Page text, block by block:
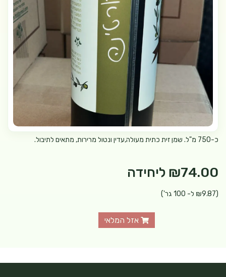
כ-750 מ"ל. שמן זית כתית מעולה,עדין ונטול מרירות, מתאים לתיבול.
₪74.00 ליחידה
(₪9.87 ל- 100 גר')
אזל המלאי